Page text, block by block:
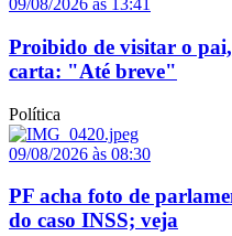
09/08/2026 às 13:41
Proibido de visitar o
carta: "Até breve"
Política
09/08/2026 às 08:30
PF acha foto de
do caso INSS; veja